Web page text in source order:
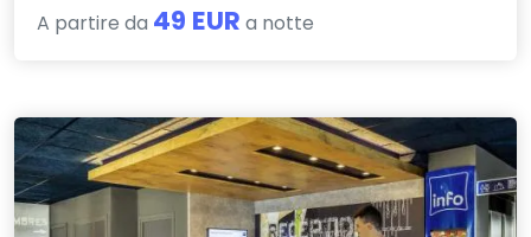
A partire da 49 EUR a notte